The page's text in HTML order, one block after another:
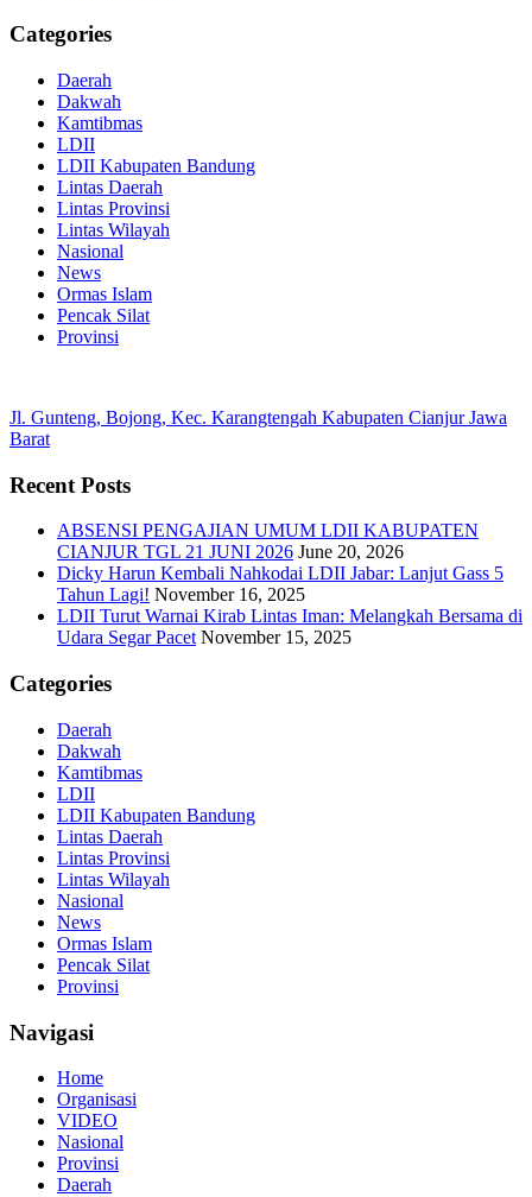
Categories
Daerah
Dakwah
Kamtibmas
LDII
LDII Kabupaten Bandung
Lintas Daerah
Lintas Provinsi
Lintas Wilayah
Nasional
News
Ormas Islam
Pencak Silat
Provinsi
Jl. Gunteng, Bojong, Kec. Karangtengah Kabupaten Cianjur Jawa
Barat
Recent Posts
ABSENSI PENGAJIAN UMUM LDII KABUPATEN
CIANJUR TGL 21 JUNI 2026 June 20, 2026
Dicky Harun Kembali Nahkodai LDII Jabar: Lanjut Gass 5
Tahun Lagi! November 16, 2025
LDII Turut Warnai Kirab Lintas Iman: Melangkah Bersama di
Udara Segar Pacet November 15, 2025
Categories
Daerah
Dakwah
Kamtibmas
LDII
LDII Kabupaten Bandung
Lintas Daerah
Lintas Provinsi
Lintas Wilayah
Nasional
News
Ormas Islam
Pencak Silat
Provinsi
Navigasi
Home
Organisasi
VIDEO
Nasional
Provinsi
Daerah